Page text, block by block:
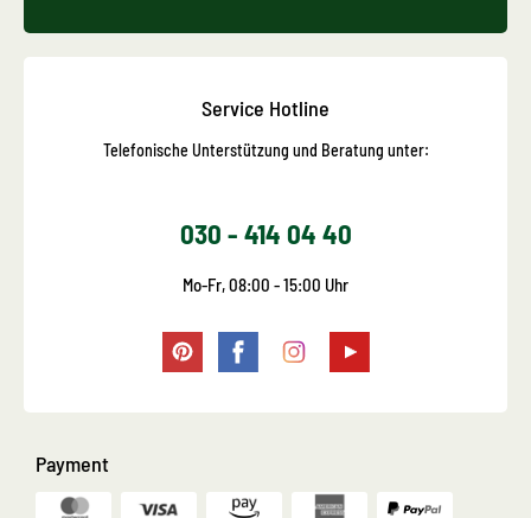
Service Hotline
Telefonische Unterstützung und Beratung unter:
030 - 414 04 40
Mo-Fr, 08:00 - 15:00 Uhr
Payment